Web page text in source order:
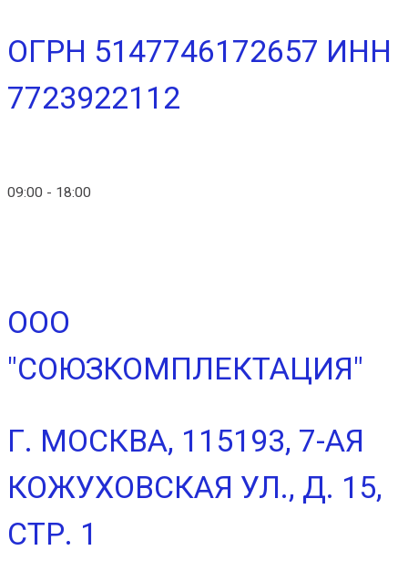
ОГРН 5147746172657 ИНН
7723922112
09:00 - 18:00
ООО
"СОЮЗКОМПЛЕКТАЦИЯ"
Г. МОСКВА, 115193, 7-АЯ
КОЖУХОВСКАЯ УЛ., Д. 15,
СТР. 1